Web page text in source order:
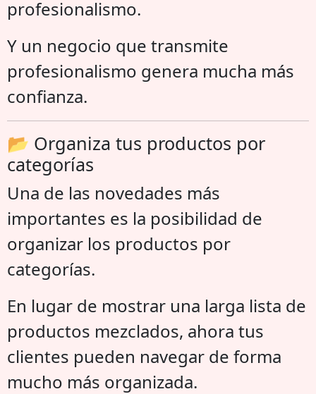
profesionalismo.
Y un negocio que transmite
profesionalismo genera mucha más
confianza.
📂 Organiza tus productos por
categorías
Una de las novedades más
importantes es la posibilidad de
organizar los productos por
categorías.
En lugar de mostrar una larga lista de
productos mezclados, ahora tus
clientes pueden navegar de forma
mucho más organizada.